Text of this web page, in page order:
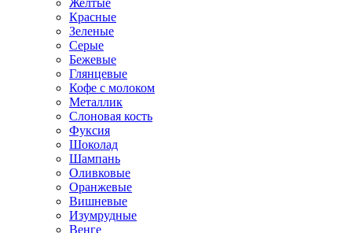
Желтые
Красные
Зеленые
Серые
Бежевые
Глянцевые
Кофе с молоком
Металлик
Слоновая кость
Фуксия
Шоколад
Шампань
Оливковые
Оранжевые
Вишневые
Изумрудные
Венге